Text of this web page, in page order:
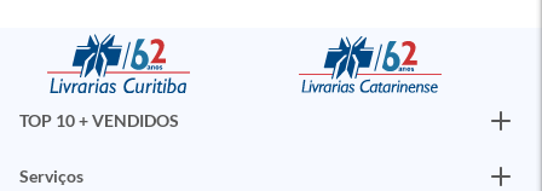
TOP 10 + VENDIDOS
Serviços